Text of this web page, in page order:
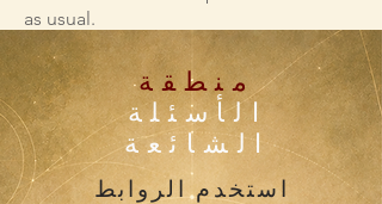
as usual.
منطقة
الأسئلة
الشائعة
استخدم الروابط